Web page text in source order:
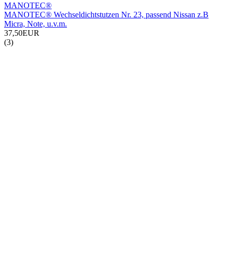
MANOTEC®
MANOTEC® Wechseldichtstutzen Nr. 23, passend Nissan z.B
Micra, Note, u.v.m.
37,50EUR
(3)